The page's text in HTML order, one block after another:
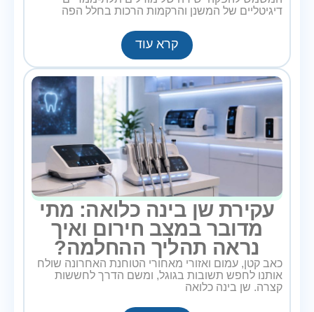
דיגיטליים של המשנן והרקמות הרכות בחלל הפה
קרא עוד
עקירת שן בינה כלואה: מתי
מדובר במצב חירום ואיך
נראה תהליך ההחלמה?
כאב קטן, עמום ואזורי מאחורי הטוחנת האחרונה שולח
אותנו לחפש תשובות בגוגל, ומשם הדרך לחששות
קצרה. שן בינה כלואה